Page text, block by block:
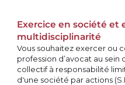
Exercice en société et
multidisciplinarité
Vous souhaitez exercer ou
profession d’avocat au
collectif à responsabilité
d'une société par actions